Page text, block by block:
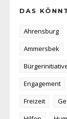
DAS
Ahrensburg
Ammersbek
Engagement
Freizeit